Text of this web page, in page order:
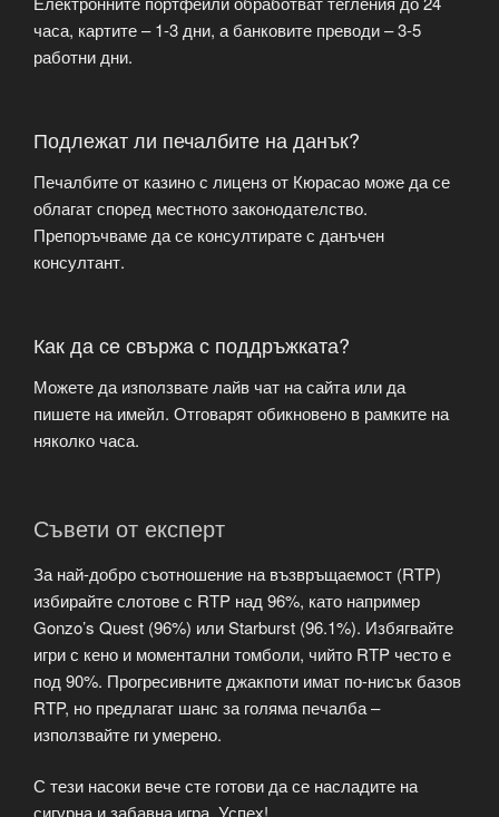
часа, картите – 1-3 дни, а банковите преводи – 3-5
работни дни.
Подлежат ли печалбите на данък?
Печалбите от казино с лиценз от Кюрасао може да се
облагат според местното законодателство.
Препоръчваме да се консултирате с данъчен
консултант.
Как да се свържа с поддръжката?
Можете да използвате лайв чат на сайта или да
пишете на имейл. Отговарят обикновено в рамките на
няколко часа.
Съвети от експерт
За най-добро съотношение на възвръщаемост (RTP)
избирайте слотове с RTP над 96%, като например
Gonzo’s Quest (96%) или Starburst (96.1%). Избягвайте
игри с кено и моментални томболи, чийто RTP често е
под 90%. Прогресивните джакпоти имат по-нисък базов
RTP, но предлагат шанс за голяма печалба –
използвайте ги умерено.
С тези насоки вече сте готови да се насладите на
сигурна и забавна игра. Успех!